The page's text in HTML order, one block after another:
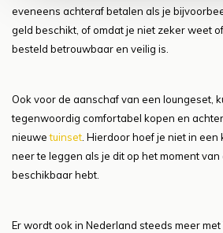
eveneens achteraf betalen als je
geld beschikt, of omdat je niet zeker weet
besteld betrouwbaar en veilig is.
Ook voor de aanschaf van een loungeset,
tegenwoordig comfortabel kopen en
nieuwetuinset . Hierdoor hoef je niet in
neer te leggen als je dit op het moment
beschikbaar hebt.
Er wordt ook in Nederland steeds meer